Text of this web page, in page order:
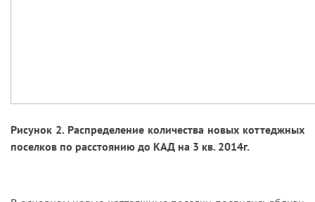
Рисунок 2. Распределение количества новых коттеджных
поселков по расстоянию до КАД на 3 кв. 2014г.